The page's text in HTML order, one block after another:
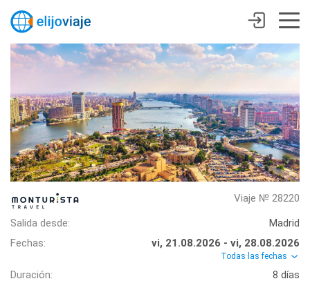
Viaje № 28220
Salida desde:
Madrid
Fechas:
vi, 21.08.2026 - vi, 28.08.2026
Todas las fechas
Duración:
8 días